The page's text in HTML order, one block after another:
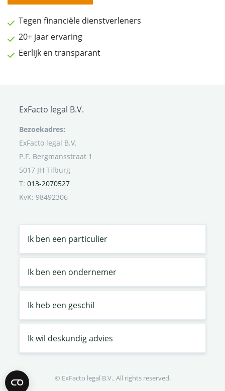
Tegen financiële dienstverleners
20+ jaar ervaring
Eerlijk en transparant
ExFacto legal B.V.
Bezoekadres:
ExFacto legal B.V.
P.F. Bergmansstraat 1
5017 JH Tilburg
T: 013-2070527
KvK: 98492306
Ik ben een particulier
Ik ben een ondernemer
Ik heb een geschil
Ik wil deskundig advies
© ExFacto legal B.V.. All rights reserved.